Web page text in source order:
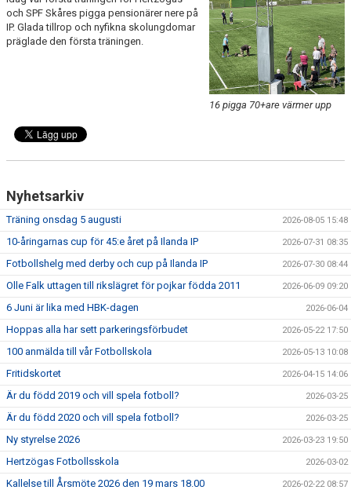
FRISPARKEN
BLI MEDLEM
FÖRENINGSDOKUMENT
16 pigga 70+are värmer upp
och SPF Skåres pigga pensionärer nere på
IP. Glada tillrop och nyfikna skolungdomar
präglade den första träningen.
Nyhetsarkiv
Träning onsdag 5 augusti 2026-08-05 15:48
10-åringarnas cup för 45:e året på Ilanda IP 2026-07-31 08:35
Fotbollshelg med derby och cup på Ilanda IP 2026-07-30 08:44
Olle Falk uttagen till rikslägret för pojkar födda 2011 2026-06-09 09:20
6 Juni är lika med HBK-dagen 2026-06-04
Hoppas alla har sett parkeringsförbudet 2026-05-22 17:50
100 anmälda till vår Fotbollskola 2026-05-13 10:08
Fritidskortet 2026-04-15 14:06
Är du född 2019 och vill spela fotboll? 2026-03-25
Är du född 2020 och vill spela fotboll? 2026-03-25
Ny styrelse 2026 2026-03-23 19:50
Hertzögas Fotbollsskola 2026-03-02
Kallelse till Årsmöte 2026 den 19 mars 18.00 2026-02-22 08:57